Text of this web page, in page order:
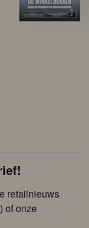
retailnieuws
of onze